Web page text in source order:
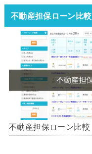
不動産担保ローン比較
不動産担保ローン比較